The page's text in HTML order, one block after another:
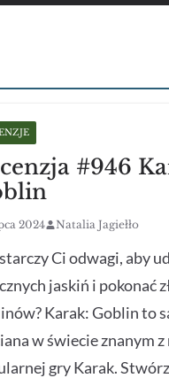
#946
2024 Natalia Jagiełło
Ci odwagi, aby
jaskiń i pokonać
Karak: Goblin to
w świecie znanym
gry Karak.